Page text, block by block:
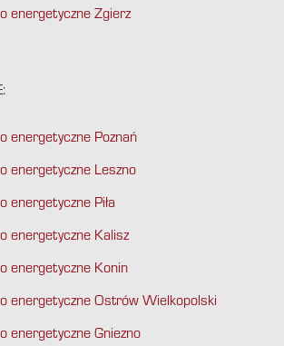
energetyczne Zgierz
energetyczne Poznań
energetyczne Leszno
energetyczne Piła
energetyczne Kalisz
energetyczne Konin
energetyczne Ostrów Wielkopolski
energetyczne Gniezno